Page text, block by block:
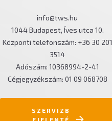
info@tws.hu
1044 Budapest, Íves utca 10.
Központi telefonszám: +36 30 201
3514
Adószám: 10368994-2-41
Cégjegyzékszám: 01 09 068708
SZERVIZB
EJELENTÉ